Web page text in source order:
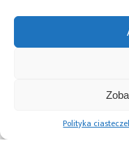
Polityka
Polska – jubileusz